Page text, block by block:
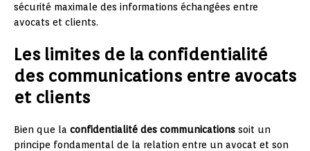
sécurité maximale des informations échangées entre
avocats et clients.
Les limites de la confidentialité
des communications entre avocats
et clients
Bien que la confidentialité des communications soit un
principe fondamental de la relation entre un avocat et son